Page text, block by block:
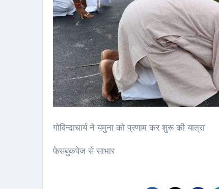
गोविन्दाचार्य ने यमुना को प्रणाम कर शुरू की यात्रा
फेसबुकपेज से साभार